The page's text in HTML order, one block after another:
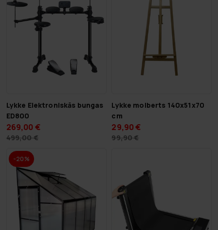
Lykke Elektroniskās bungas
ED800
269,00 €
499,00 €
Lykke molberts 140x51x70
cm
29,90 €
99,90 €
-20%